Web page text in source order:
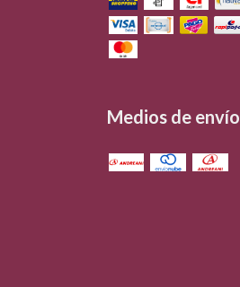
Medios de envío